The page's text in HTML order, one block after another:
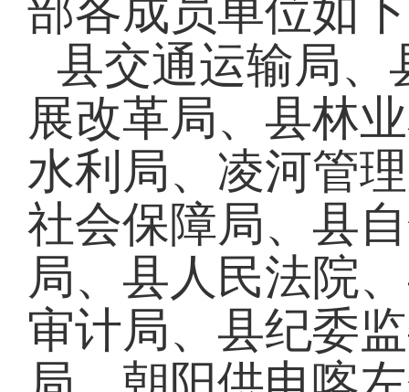
部各成员单位如
县交通运输局、
展改革局、县林
水利局、凌河管
社会保障局、县
局、县人民法院
审计局、县纪委